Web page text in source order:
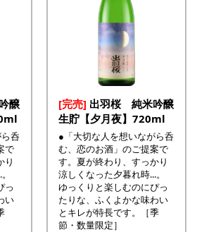
醸
呑
で
り
っ
い
[完売] 出羽桜 純米吟醸
生貯【夕月夜】720ml
●「大切な人を想いながら呑
む、恋のお酒」のご提案で
す。夏が終わり、すっかり
涼しくなった夕暮れ時...。
ゆっくりと楽しむのにぴっ
たりな、ふくよかな味わい
とキレが特長です。［季
節・数量限定］